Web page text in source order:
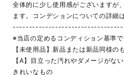
全体的に少し使用感がございますが
ます。コンデションについての詳細
※当店の定めるコンディション基準で
【未使用品】新品または新品同様の
【A】目立った汚れやダメージがな
きれいなもの